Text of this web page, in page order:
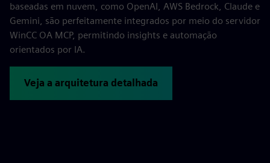
baseadas em nuvem, como OpenAI, AWS Bedrock, Claude e
Gemini, são perfeitamente integrados por meio do servidor
WinCC OA MCP, permitindo insights e automação
orientados por IA.
Veja a arquitetura detalhada